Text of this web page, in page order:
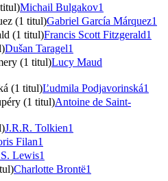
Michail Bulgakov1
(1 titul)Gabriel García Márquez1
(1 titul)Francis Scott Fitzgerald1
Dušan Taragel1
(1 titul)Lucy Maud
(1 titul)Ľudmila Podjavorinská1
(1 titul)Antoine de Saint-
J.R.R. Tolkien1
Filan1
Lewis1
Charlotte Brontë1